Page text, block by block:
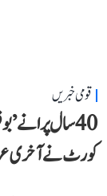
قومی خبریں
40 سال پرانے
کورٹ نے آخری